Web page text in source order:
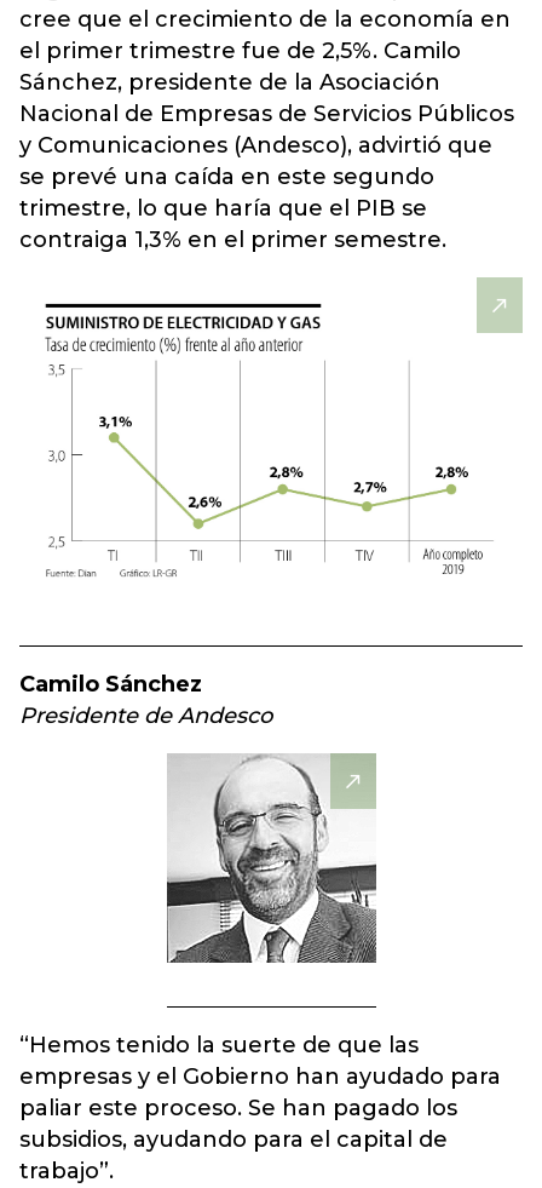
cree que el crecimiento de la economía en
el primer trimestre fue de 2,5%. Camilo
Sánchez, presidente de la Asociación
Nacional de Empresas de Servicios Públicos
y Comunicaciones (Andesco), advirtió que
se prevé una caída en este segundo
trimestre, lo que haría que el PIB se
contraiga 1,3% en el primer semestre.
Camilo Sánchez
Presidente de Andesco
“Hemos tenido la suerte de que las
empresas y el Gobierno han ayudado para
paliar este proceso. Se han pagado los
subsidios, ayudando para el capital de
trabajo”.